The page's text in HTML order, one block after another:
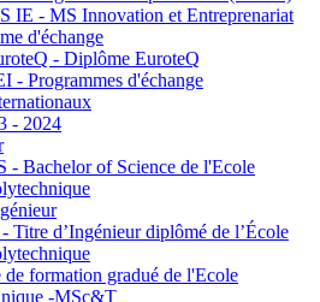
IE - MS Innovation et Entreprenariat
d'échange
- Diplôme EuroteQ
- Programmes d'échange
- 2024
- Bachelor of Science de l'Ecole
Titre d’Ingénieur diplômé de l’École
formation gradué de l'Ecole
-MSc&T